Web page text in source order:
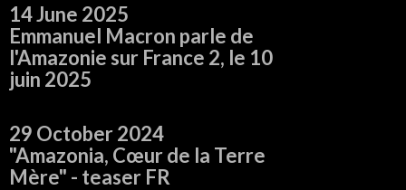
14 June 2025
Emmanuel Macron parle de
l'Amazonie sur France 2, le 10
juin 2025
29 October 2024
"Amazonia, Cœur de la Terre
Mère" - teaser FR